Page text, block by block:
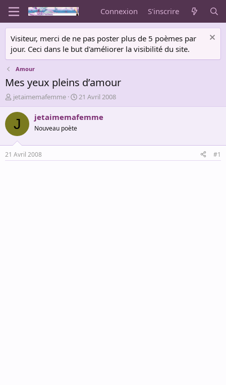
Connexion S'inscrire
Visiteur, merci de ne pas poster plus de 5 poèmes par
jour. Ceci dans le but d'améliorer la visibilité du site.
Amour
Mes yeux pleins d’amour
A
u
t
r
d
e
jetaimemafemme
D
a
t
é
21 Avril 2008
J jetaimemafemme
Nouveau poète
21 Avril 2008 #1